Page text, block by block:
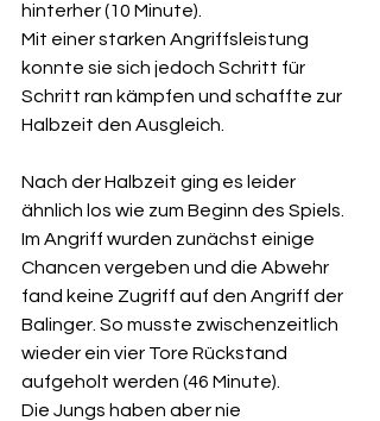
hinterher (10 Minute).
Mit einer starken Angriffsleistung
konnte sie sich jedoch Schritt für
Schritt ran kämpfen und schaffte zur
Halbzeit den Ausgleich.
Nach der Halbzeit ging es leider
ähnlich los wie zum Beginn des Spiels.
Im Angriff wurden zunächst einige
Chancen vergeben und die Abwehr
fand keine Zugriff auf den Angriff der
Balinger. So musste zwischenzeitlich
wieder ein vier Tore Rückstand
aufgeholt werden (46 Minute).
Die Jungs haben aber nie